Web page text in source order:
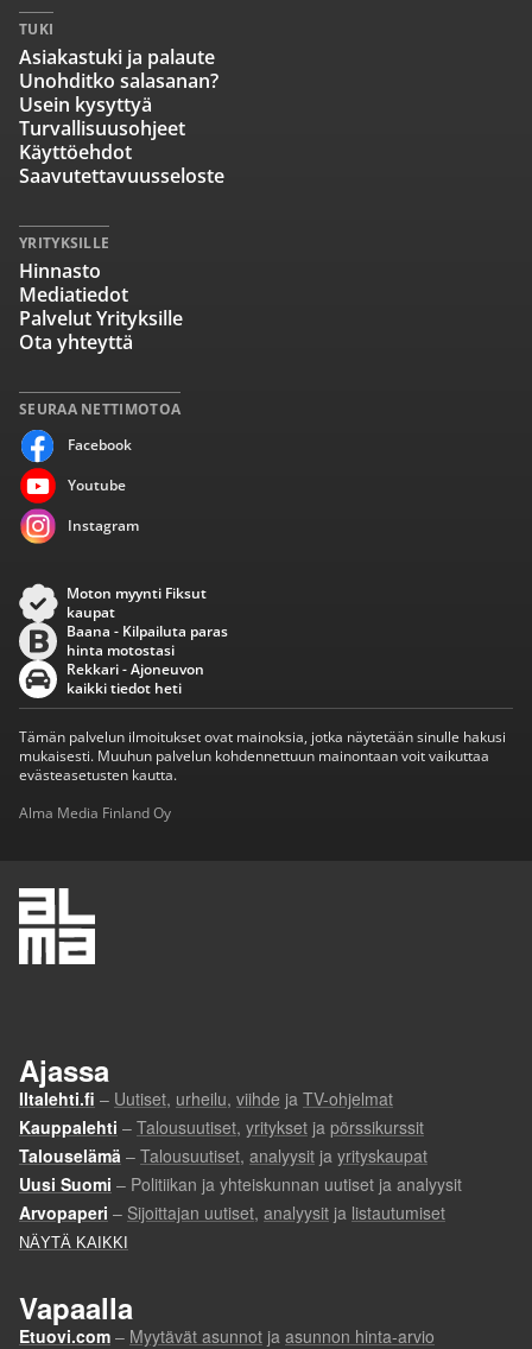
SEURAA NETTIMOTOA
Facebook
Youtube
Instagram
TUKI
Asiakastuki ja palaute
Unohditko salasanan?
Usein kysyttyä
Turvallisuusohjeet
Käyttöehdot
Saavutettavuusseloste
YRITYKSILLE
Hinnasto
Mediatiedot
Palvelut Yrityksille
Ota yhteyttä
Moton myynti Fiksut
kaupat
Baana - Kilpailuta paras
hinta motostasi
Rekkari - Ajoneuvon
kaikki tiedot heti
Tämän palvelun ilmoitukset ovat mainoksia, jotka näytetään sinulle hakusi
mukaisesti. Muuhun palvelun kohdennettuun mainontaan voit vaikuttaa
evästeasetusten kautta.
Alma Media Finland Oy